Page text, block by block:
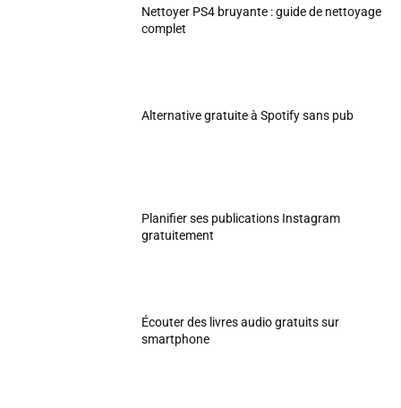
Nettoyer PS4 bruyante : guide de nettoyage
complet
Alternative gratuite à Spotify sans pub
Planifier ses publications Instagram
gratuitement
Écouter des livres audio gratuits sur
smartphone